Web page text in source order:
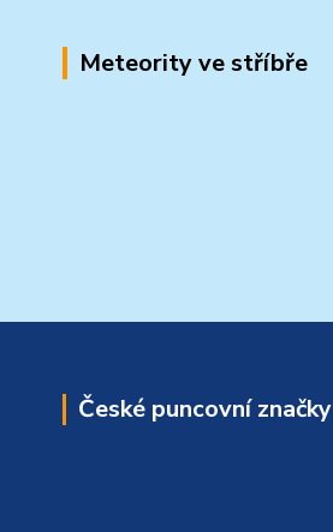
Meteority ve stříbře
České puncovní značky